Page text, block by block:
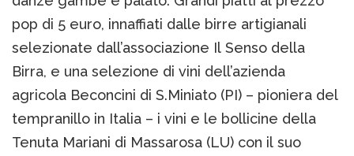
pop di 5 euro, innaffiati dalle birre artigianali
selezionate dall’associazione Il Senso della
Birra, e una selezione di vini dell’azienda
agricola Beconcini di S.Miniato (PI) – pioniera del
tempranillo in Italia – i vini e le bollicine della
Tenuta Mariani di Massarosa (LU) con il suo